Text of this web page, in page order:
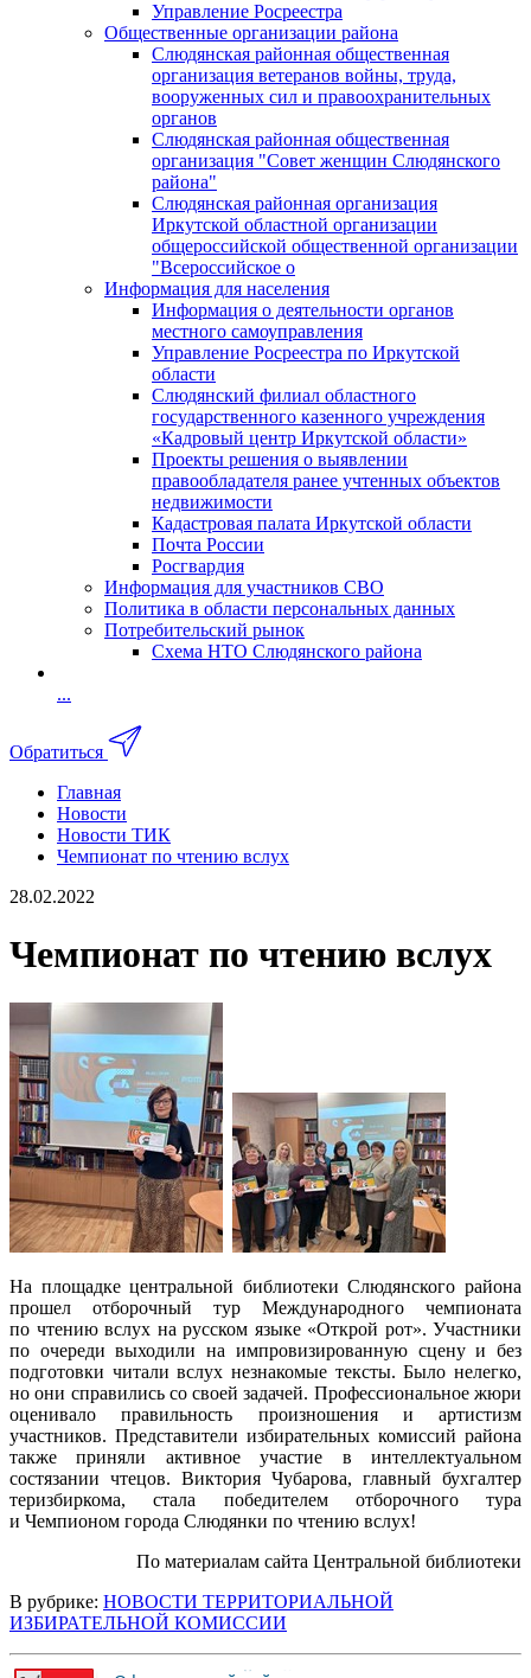
Управление Росреестра
Общественные организации района
Слюдянская районная общественная
организация ветеранов войны, труда,
вооруженных сил и правоохранительных
органов
Слюдянская районная общественная
организация "Совет женщин Слюдянского
района"
Слюдянская районная организация
Иркутской областной организации
общероссийской общественной организации
"Всероссийское о
Информация для населения
Информация о деятельности органов
местного самоуправления
Управление Росреестра по Иркутской
области
Слюдянский филиал областного
государственного казенного учреждения
«Кадровый центр Иркутской области»
Проекты решения о выявлении
правообладателя ранее учтенных объектов
недвижимости
Кадастровая палата Иркутской области
Почта России
Росгвардия
Информация для участников СВО
Политика в области персональных данных
Потребительский рынок
Схема НТО Слюдянского района
...
Обратиться
Главная
Новости
Новости ТИК
Чемпионат по чтению вслух
28.02.2022
Чемпионат по чтению вслух
На площадке центральной библиотеки Слюдянского района
прошел отборочный тур Международного чемпионата
по чтению вслух на русском языке «Открой рот». Участники
по очереди выходили на импровизированную сцену и без
подготовки читали вслух незнакомые тексты. Было нелегко,
но они справились со своей задачей. Профессиональное жюри
оценивало правильность произношения и артистизм
участников. Представители избирательных комиссий района
также приняли активное участие в интеллектуальном
состязании чтецов. Виктория Чубарова, главный бухгалтер
теризбиркома, стала победителем отборочного тура
и Чемпионом города Слюдянки по чтению вслух!
По материалам сайта Центральной библиотеки
В рубрике: НОВОСТИ ТЕРРИТОРИАЛЬНОЙ
ИЗБИРАТЕЛЬНОЙ КОМИССИИ